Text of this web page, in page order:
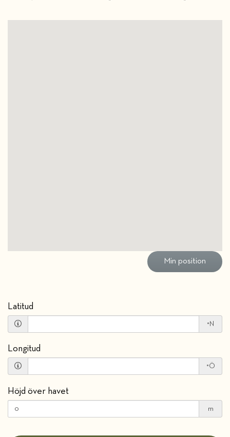
Latitud
°N
Longitud
°Ö
Höjd över havet
m